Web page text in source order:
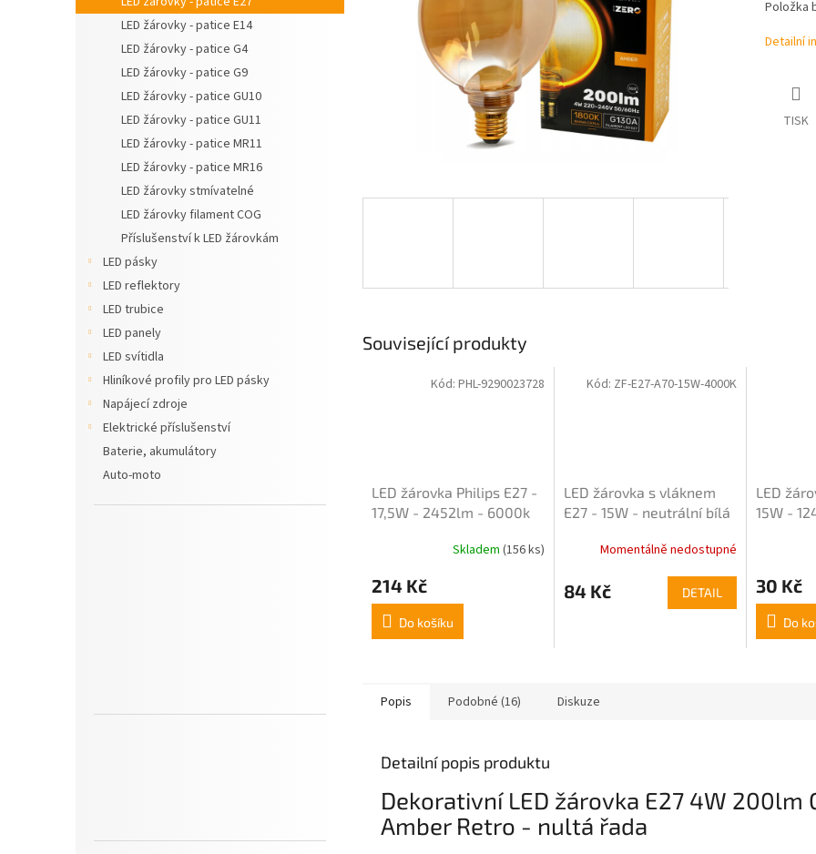
n
LED žárovky - patice E14
LED žárovky - patice G4
LED žárovky - patice G9
LED žárovky - patice GU10
LED žárovky - patice GU11
LED žárovky - patice MR11
LED žárovky - patice MR16
LED žárovky stmívatelné
LED žárovky filament COG
Příslušenství k LED žárovkám
LED pásky
LED reflektory
LED trubice
LED panely
LED svítidla
Hliníkové profily pro LED pásky
Napájecí zdroje
Elektrické příslušenství
Baterie, akumulátory
Auto-moto
Položka
Detailní
TISK
Související produkty
LED žárovka Philips E27 -
17,5W - 2452lm - 6000k
produktu
je
5,0
z
Skladem (156 ks)
214 Kč
Do košíku
Kód: PHL-9290023728
LED žárovka s vláknem
E27 - 15W - neutrální bílá
Momentálně nedostupné
84 Kč DETAIL
Kód: ZF-E27-A70-15W-4000K
LED
15W -
produktu
je
5,0
z
30 Kč
Do
Popis Podobné (16) Diskuze
Detailní popis produktu
Dekorativní LED žárovka E27 4W 200lm
Amber Retro - nultá řada